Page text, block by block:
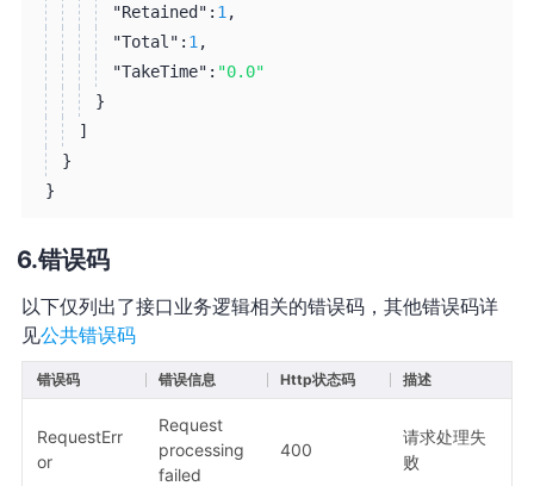
"Retained": 1 ,
"Total": 1 ,
"TakeTime": "0.0"
}
]
}
}
错误码
以下仅列出了接口业务逻辑相关的错误码，其他错误码详
见公共错误码
错误码 错误信息 Http状态码 描述
RequestErr
or
Request
processing
failed
400
请求处理失
败